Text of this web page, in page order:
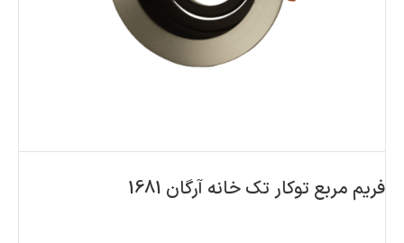
فریم مربع توکار تک خانه آرگان 1681